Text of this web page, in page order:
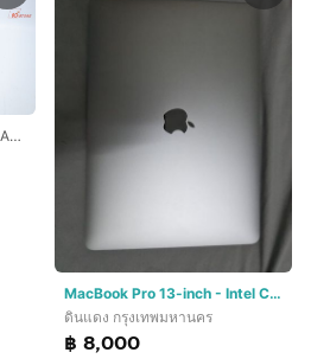
HP 15s Intel Core i7-1255U RAM16.512GB
MacBook Pro 13-inch - Intel Core i7 - 16GB RAM
ดินแดง กรุงเทพมหานคร
฿ 8,000